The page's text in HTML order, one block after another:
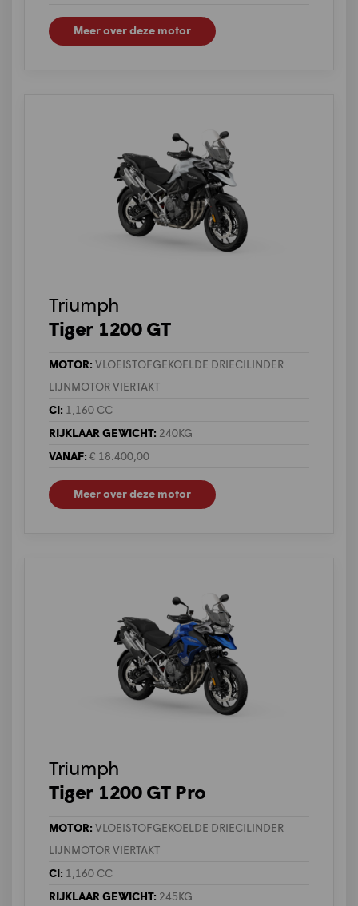
Meer over deze motor
Triumph
Tiger 1200 GT
MOTOR: VLOEISTOFGEKOELDE DRIECILINDER
LIJNMOTOR VIERTAKT
CI: 1,160 CC
RIJKLAAR GEWICHT: 240KG
VANAF: € 18.400,00
Meer over deze motor
Triumph
Tiger 1200 GT Pro
MOTOR: VLOEISTOFGEKOELDE DRIECILINDER
LIJNMOTOR VIERTAKT
CI: 1,160 CC
RIJKLAAR GEWICHT: 245KG